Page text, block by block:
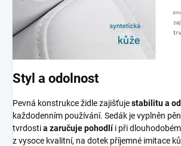
Styl a odolnost
Pevná konstrukce židle zajišťujestabilitu a
každodenním používání. Sedák je vyplněn
tvrdostia zaručuje pohodlí i při
z vysoce kvalitní, na dotek příjemné imitace